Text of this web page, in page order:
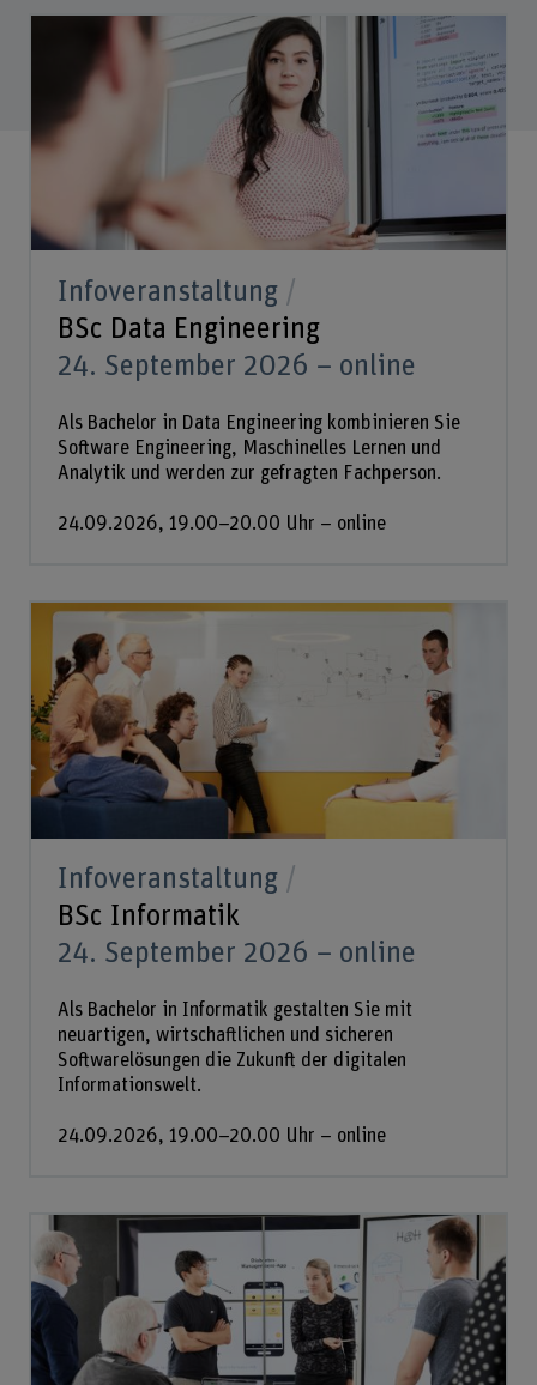
Infoveranstaltung
BSc Data Engineering
24. September 2026 – online
Als Bachelor in Data Engineering kombinieren Sie
Software Engineering, Maschinelles Lernen und
Analytik und werden zur gefragten Fachperson.
24.09.2026, 19.00–20.00 Uhr – online
Infoveranstaltung
BSc Informatik
24. September 2026 – online
Als Bachelor in Informatik gestalten Sie mit
neuartigen, wirtschaftlichen und sicheren
Softwarelösungen die Zukunft der digitalen
Informationswelt.
24.09.2026, 19.00–20.00 Uhr – online